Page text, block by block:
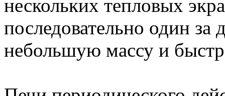
нескольких тепловых
последовательно один
небольшую массу и